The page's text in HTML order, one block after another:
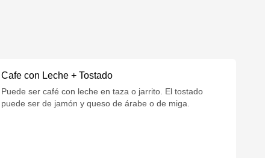
Cafe con Leche + Tostado
Puede ser café con leche en taza o jarrito. El tostado
puede ser de jamón y queso de árabe o de miga.